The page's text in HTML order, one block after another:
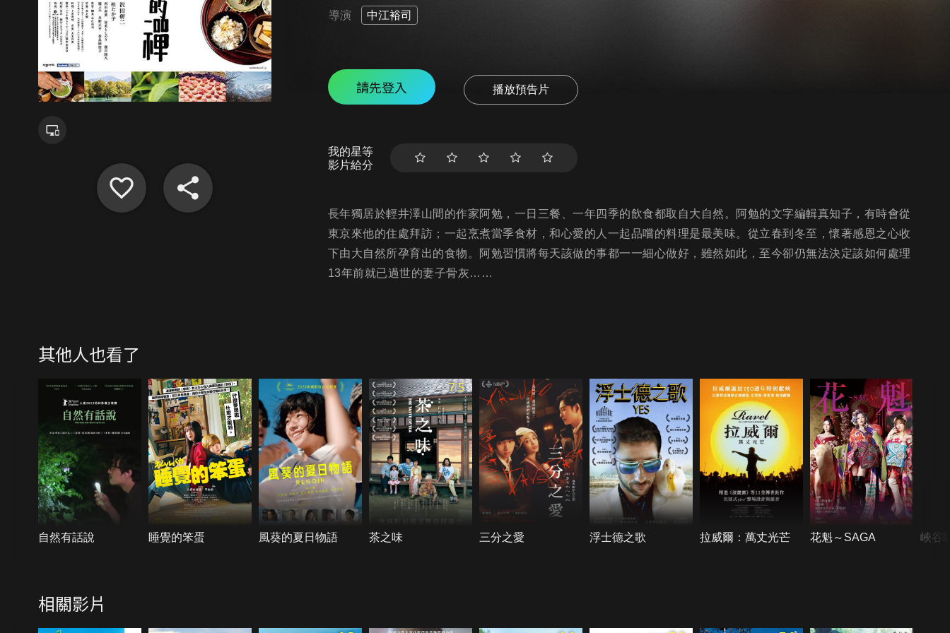
導演 中江裕司
請先登入 播放預告片
我的星等
影片給分
長年獨居於輕井澤山間的作家阿勉，一日三餐、一年四季的飲食都取自大自然。阿勉的文字編輯真知子，有時會從
東京來他的住處拜訪；一起烹煮當季食材，和心愛的人一起品嚐的料理是最美味。從立春到冬至，懷著感恩之心收
下由大自然所孕育出的食物。阿勉習慣將每天該做的事都一一細心做好，雖然如此，至今卻仍無法決定該如何處理
13年前就已過世的妻子骨灰……
其他人也看了
自然有話說 睡覺的笨蛋 風葵的夏日物語
7.5
茶之味 三分之愛 浮士德之歌 拉威爾：萬丈光芒 花魁～SAGA 峽谷
相關影片